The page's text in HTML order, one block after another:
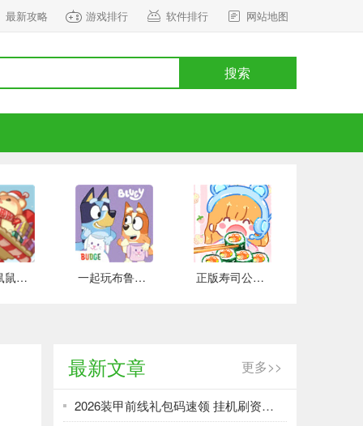
最新攻略 游戏排行 软件排行 网站地图
搜索
正式版鼠鼠百货物语 安卓版 一起玩布鲁伊吧 手游下载 正版寿司公园 安卓版
最新文章 更多>>
2026装甲前线礼包码速领 挂机刷资源攻略